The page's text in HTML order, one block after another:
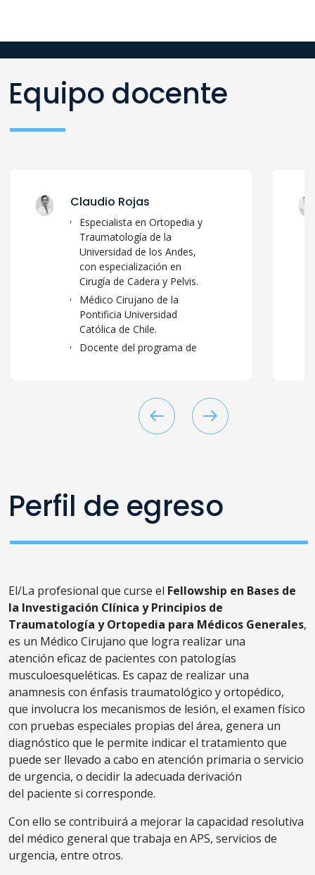
Equipo docente
Claudio Rojas
Especialista en Ortopedia y
Traumatología de la
Universidad de los Andes,
con especialización en
Cirugía de Cadera y Pelvis.
Médico Cirujano de la
Pontificia Universidad
Católica de Chile.
Docente del programa de
El/La profesional que curse el Fellowship en Bases de
la Investigación Clínica y Principios de
Traumatología y Ortopedia para Médicos Generales,
es un Médico Cirujano que logra realizar una
atención eficaz de pacientes con patologías
musculoesqueléticas. Es capaz de realizar una
anamnesis con énfasis traumatológico y ortopédico,
que involucra los mecanismos de lesión, el examen físico
con pruebas especiales propias del área, genera un
diagnóstico que le permite indicar el tratamiento que
puede ser llevado a cabo en atención primaria o servicio
de urgencia, o decidir la adecuada derivación
del paciente si corresponde.
Con ello se contribuirá a mejorar la capacidad resolutiva
del médico general que trabaja en APS, servicios de
urgencia, entre otros.
Perfil de egreso